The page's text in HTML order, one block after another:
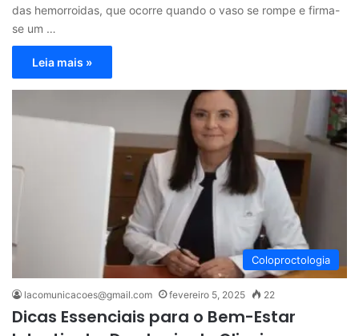
das hemorroidas, que ocorre quando o vaso se rompe e firma-
se um …
Leia mais »
Coloproctologia
lacomunicacoes@gmail.com fevereiro 5, 2025 22
Dicas Essenciais para o Bem-Estar